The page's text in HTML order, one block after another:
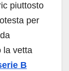
piuttosto
per
la vetta
B